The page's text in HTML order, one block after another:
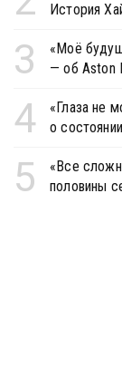
История
3
«Моё
— об Aston
4
«Глаза не
о
5
«Все
половины